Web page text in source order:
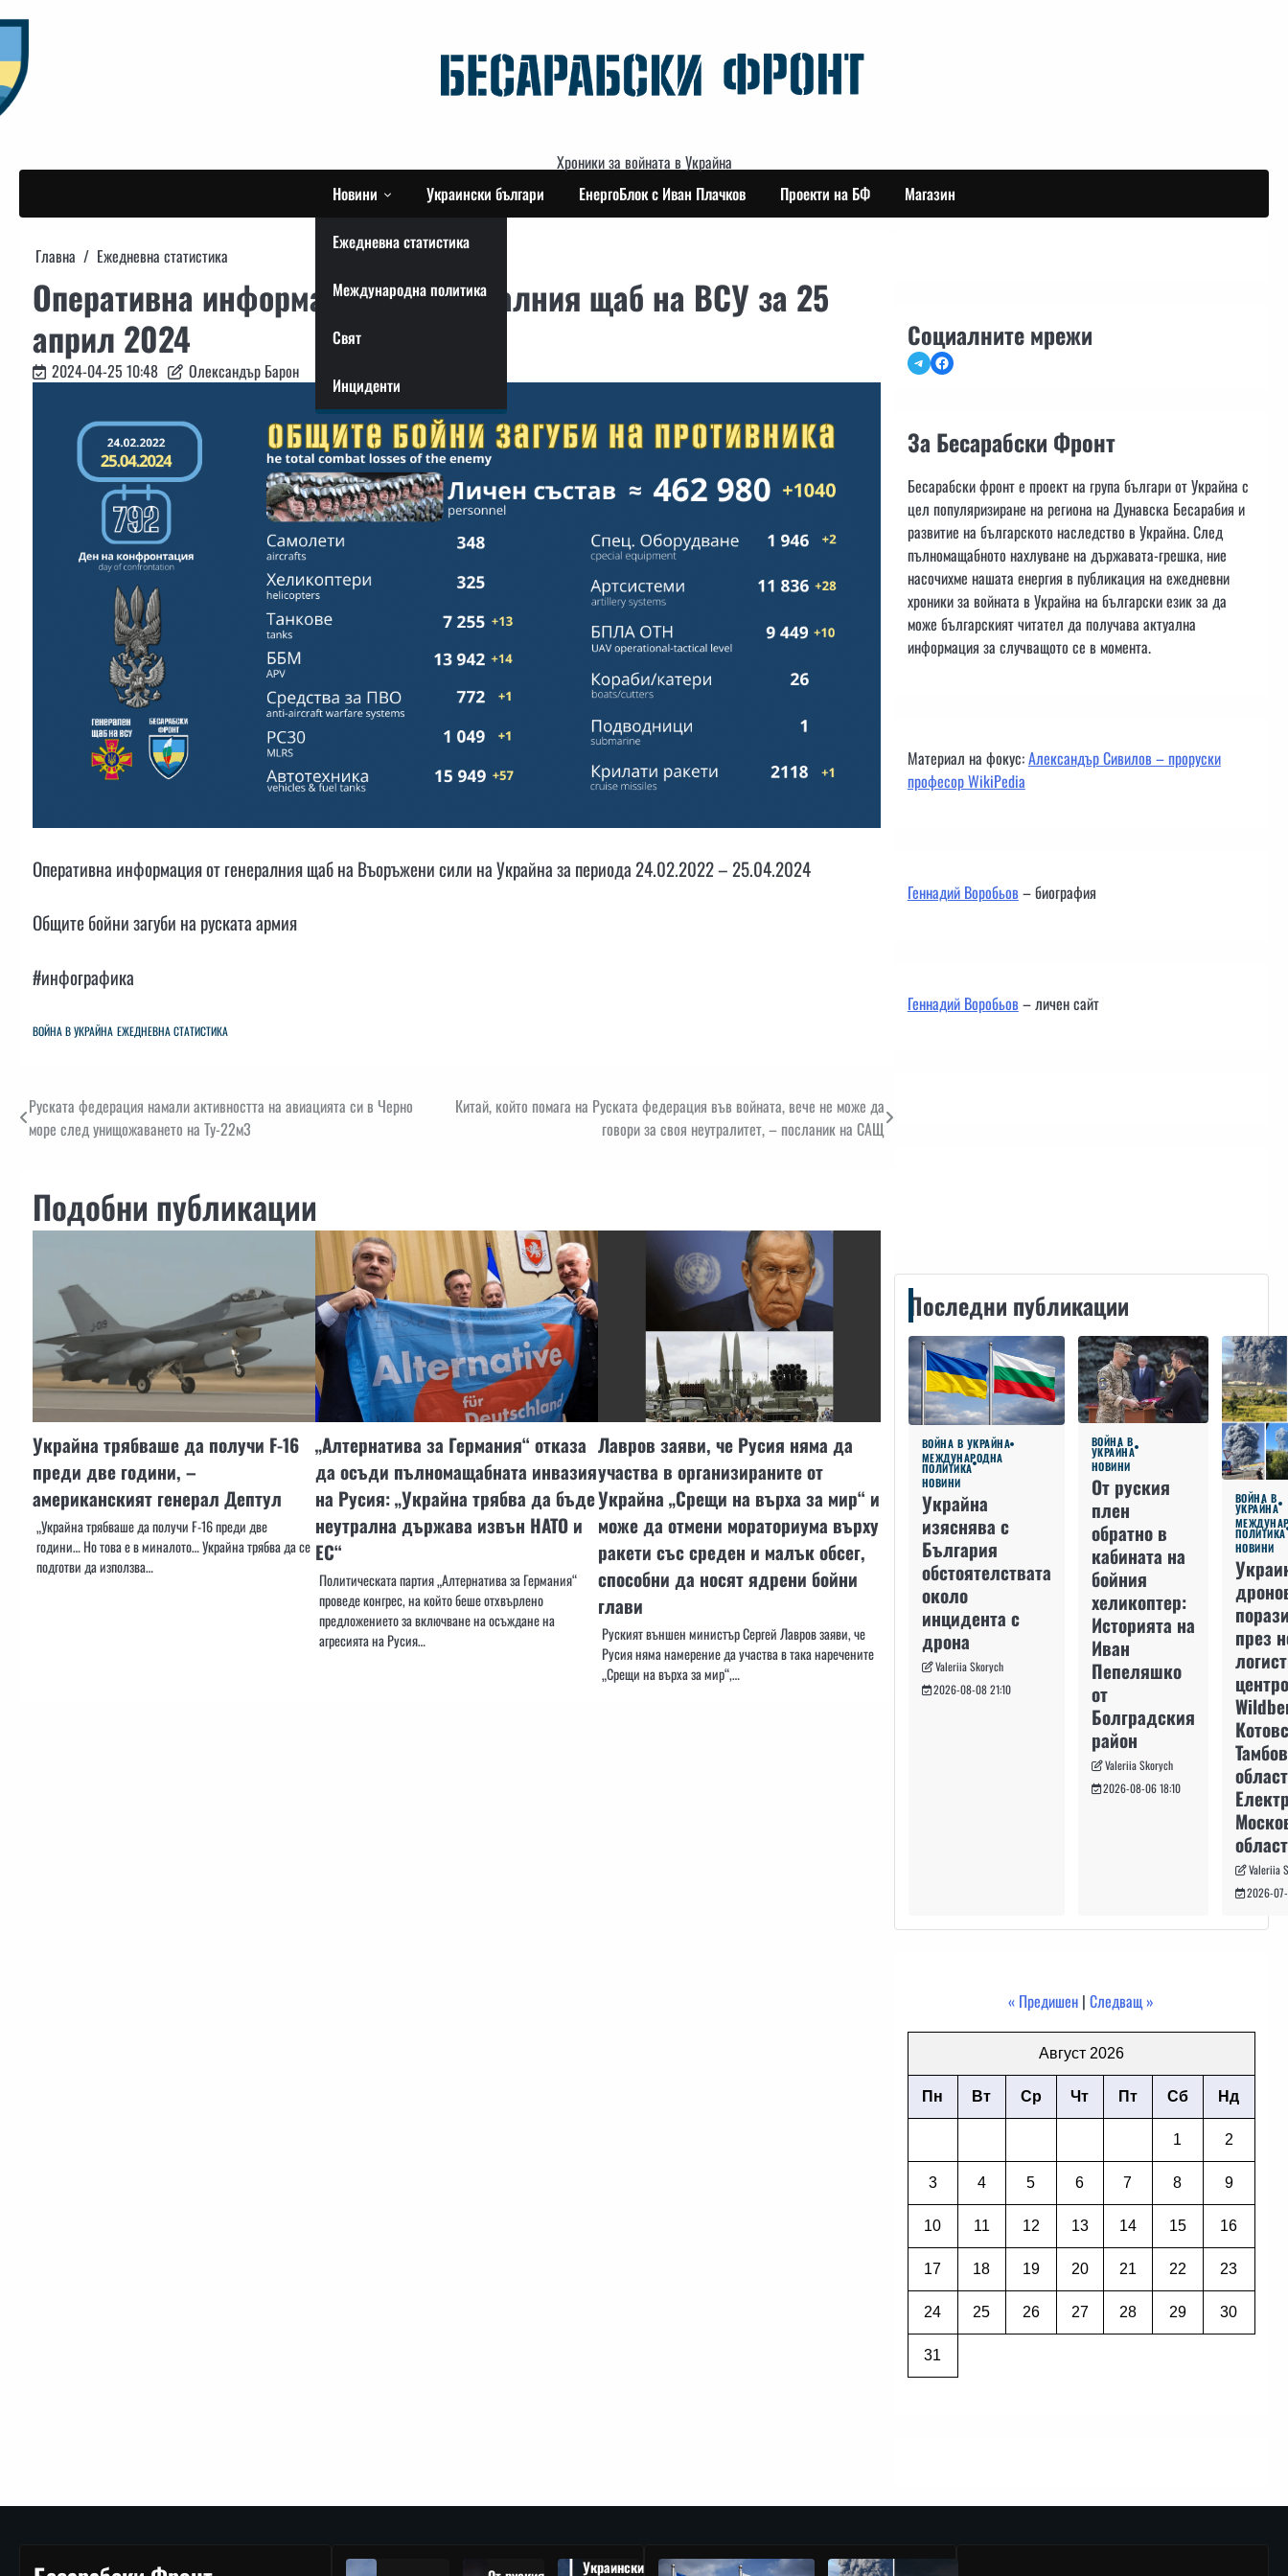
to
content
Хроники за войната в Украйна
Новини
Ежедневна статистика
Международна политика
Свят
Инциденти
Украински българи ЕнергоБлок с Иван Плачков Проекти на БФ Магазин
Главна Ежедневна статистика
Оперативна информация от генералния щаб на ВСУ за 25
април 2024
2024-04-25 10:48 Олександър Барон
Оперативна информация от генералния щаб на Въоръжени сили на Украйна за периода 24.02.2022 – 25.04.2024
Общите бойни загуби на руската армия
#инфографика
ВОЙНА В УКРАЙНА ЕЖЕДНЕВНА СТАТИСТИКА
Навигация
Руската федерация намали активността на авиацията си в Черно
море след унищожаването на Ту-22м3
Китай, който помага на Руската федерация във войната, вече не може да
говори за своя неутралитет, – посланик на САЩ
Подобни публикации
Украйна трябваше да получи F-16
преди две години, –
американският генерал Дептул
„Украйна трябваше да получи F-16 преди две
години… Но това е в миналото… Украйна трябва да се
подготви да използва…
„Алтернатива за Германия“ отказа
да осъди пълномащабната инвазия
на Русия: „Украйна трябва да бъде
неутрална държава извън НАТО и
ЕС“
Политическата партия „Алтернатива за Германия“
проведе конгрес, на който беше отхвърлено
предложението за включване на осъждане на
агресията на Русия…
Лавров заяви, че Русия няма да
участва в организираните от
Украйна „Срещи на върха за мир“ и
може да отмени мораториума върху
ракети със среден и малък обсег,
способни да носят ядрени бойни
глави
Руският външен министър Сергей Лавров заяви, че
Русия няма намерение да участва в така наречените
„Срещи на върха за мир“,…
Социалните мрежи
TelegramFacebook
За Бесарабски Фронт
Бесарабски фронт е проект на група българи от Украйна с
цел популяризиране на региона на Дунавска Бесарабия и
развитие на българското наследство в Украйна. След
пълномащабното нахлуване на държавата-грешка, ние
насочихме нашата енергия в публикация на ежедневни
хроники за войната в Украйна на български език за да
може българският читател да получава актуална
информация за случващото се в момента.
Материал на фокус:Александър Сивилов – проруски
професор WikiPedia
Геннадий Воробьов– биография
Геннадий Воробьов– личен сайт
Последни публикации
ВОЙНА В УКРАЙНА
МЕЖДУНАРОДНА
ПОЛИТИКА
НОВИНИ
Украйна
изяснява с
България
обстоятелствата
около
инцидента с
дрона
Valeriia Skorych
2026-08-08 21:10
ВОЙНА В
УКРАЙНА
НОВИНИ
От руския
плен
обратно в
кабината на
бойния
хеликоптер:
Историята на
Иван
Пепеляшко
от
Болградския
район
Valeriia Skorych
2026-08-06 18:10
ВОЙНА В
УКРАЙНА
ПОЛИТИКА
НОВИНИ
през
област
Valeriia
2026-
« Предишен |Следващ »
Август 2026
Пн Вт Ср Чт Пт Сб Нд
1 2
3 4 5 6 7 8 9
10 11 12 13 14 15 16
17 18 19 20 21 22 23
24 25 26 27 28 29 30
31
Украински